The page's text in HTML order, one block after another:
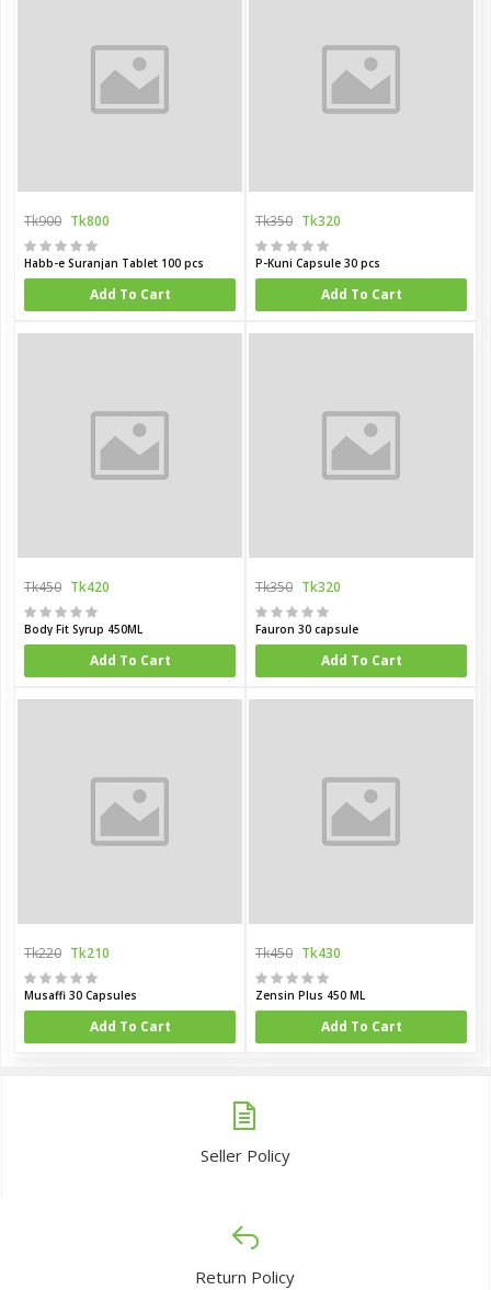
Tk900 Tk800
Habb-e Suranjan Tablet 100 pcs
Add To Cart
Tk350 Tk320
P-Kuni Capsule 30 pcs
Add To Cart
Tk450 Tk420
Body Fit Syrup 450ML
Add To Cart
Tk350 Tk320
Fauron 30 capsule
Add To Cart
Tk220 Tk210
Musaffi 30 Capsules
Add To Cart
Tk450 Tk430
Zensin Plus 450 ML
Add To Cart
Seller Policy
Return Policy